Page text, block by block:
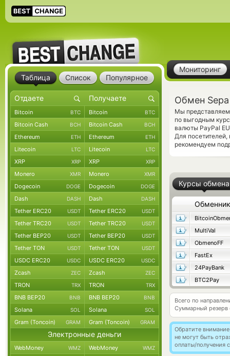
Мониторинг
Обмен Sepa
Мы представляем
по выгодным
валюты PayPal
Для
рекомендуем
Курсы обмена
Обменник
MultiVal
ObmenoFF
FastEx
24PayBank
BTC2Pay
Всего по
Суммарный резерв
Обратите
не могут быть
оплаты/получения
Таблица Список Популярное
Bitcoin BTC Bitcoin BTC
Bitcoin Cash BCH Bitcoin Cash BCH
Ethereum ETH Ethereum ETH
Litecoin LTC Litecoin LTC
XRP XRP XRP XRP
Monero XMR Monero XMR
Dogecoin DOGE Dogecoin DOGE
Dash DASH Dash DASH
Tether ERC20 USDT Tether ERC20 USDT
Tether TRC20 USDT Tether TRC20 USDT
Tether BEP20 USDT Tether BEP20 USDT
Tether TON USDT Tether TON USDT
USDC ERC20 USDC USDC ERC20 USDC
Zcash ZEC Zcash ZEC
TRON TRX TRON TRX
BNB BEP20 BNB BNB BEP20 BNB
Solana SOL Solana SOL
Gram (Toncoin) GRAM Gram (Toncoin) GRAM
Электронные деньги
WebMoney WMZ WebMoney WMZ